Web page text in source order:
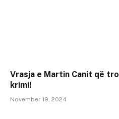
Vrasja e Martin Canit që
krimi!
November 19, 2024